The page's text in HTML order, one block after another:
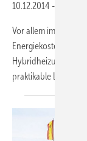
10.12.2014 -
Vor allem im Altbau
Energiekosten, was
Hybridheizungen
praktikable Lösung.